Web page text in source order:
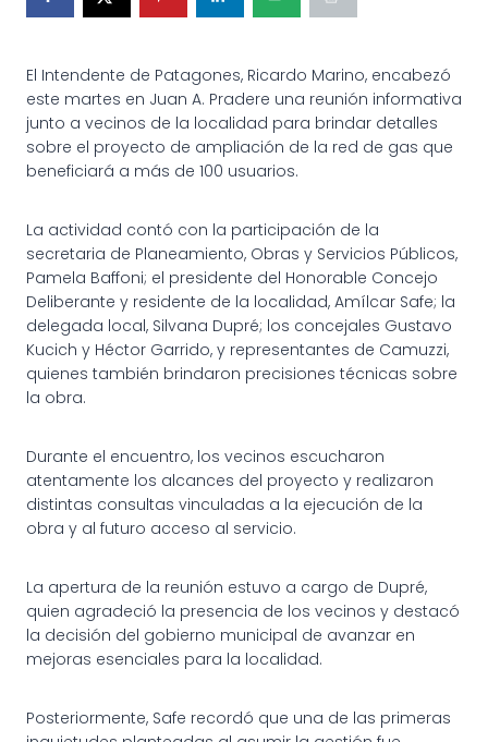
El Intendente de Patagones, Ricardo Marino, encabezó
este martes en Juan A. Pradere una reunión informativa
junto a vecinos de la localidad para brindar detalles
sobre el proyecto de ampliación de la red de gas que
beneficiará a más de 100 usuarios.
La actividad contó con la participación de la
secretaria de Planeamiento, Obras y Servicios Públicos,
Pamela Baffoni; el presidente del Honorable Concejo
Deliberante y residente de la localidad, Amílcar Safe; la
delegada local, Silvana Dupré; los concejales Gustavo
Kucich y Héctor Garrido, y representantes de Camuzzi,
quienes también brindaron precisiones técnicas sobre
la obra.
Durante el encuentro, los vecinos escucharon
atentamente los alcances del proyecto y realizaron
distintas consultas vinculadas a la ejecución de la
obra y al futuro acceso al servicio.
La apertura de la reunión estuvo a cargo de Dupré,
quien agradeció la presencia de los vecinos y destacó
la decisión del gobierno municipal de avanzar en
mejoras esenciales para la localidad.
Posteriormente, Safe recordó que una de las primeras